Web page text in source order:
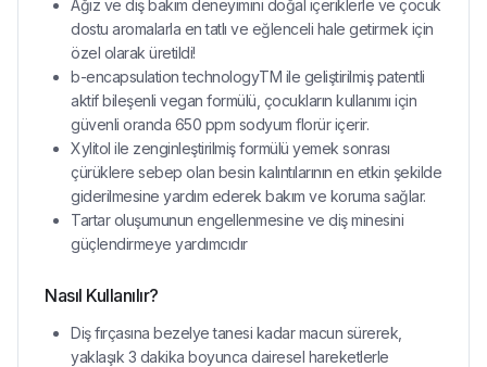
Ağız ve diş bakım deneyimini doğal içeriklerle ve çocuk
dostu aromalarla en tatlı ve eğlenceli hale getirmek için
özel olarak üretildi!
b-encapsulation technologyTM ile geliştirilmiş patentli
aktif bileşenli vegan formülü, çocukların kullanımı için
güvenli oranda 650 ppm sodyum florür içerir.
Xylitol ile zenginleştirilmiş formülü yemek sonrası
çürüklere sebep olan besin kalıntılarının en etkin şekilde
giderilmesine yardım ederek bakım ve koruma sağlar.
Tartar oluşumunun engellenmesine ve diş minesini
güçlendirmeye yardımcıdır
Nasıl Kullanılır?
Diş fırçasına bezelye tanesi kadar macun sürerek,
yaklaşık 3 dakika boyunca dairesel hareketlerle